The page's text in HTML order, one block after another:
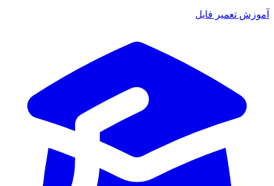
آموزش تعمیر فایل